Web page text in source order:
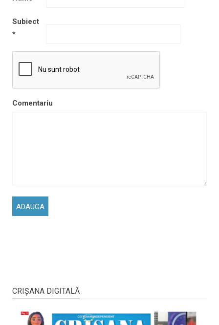
Subiect
*
Comentariu
CRIŞANA DIGITALĂ